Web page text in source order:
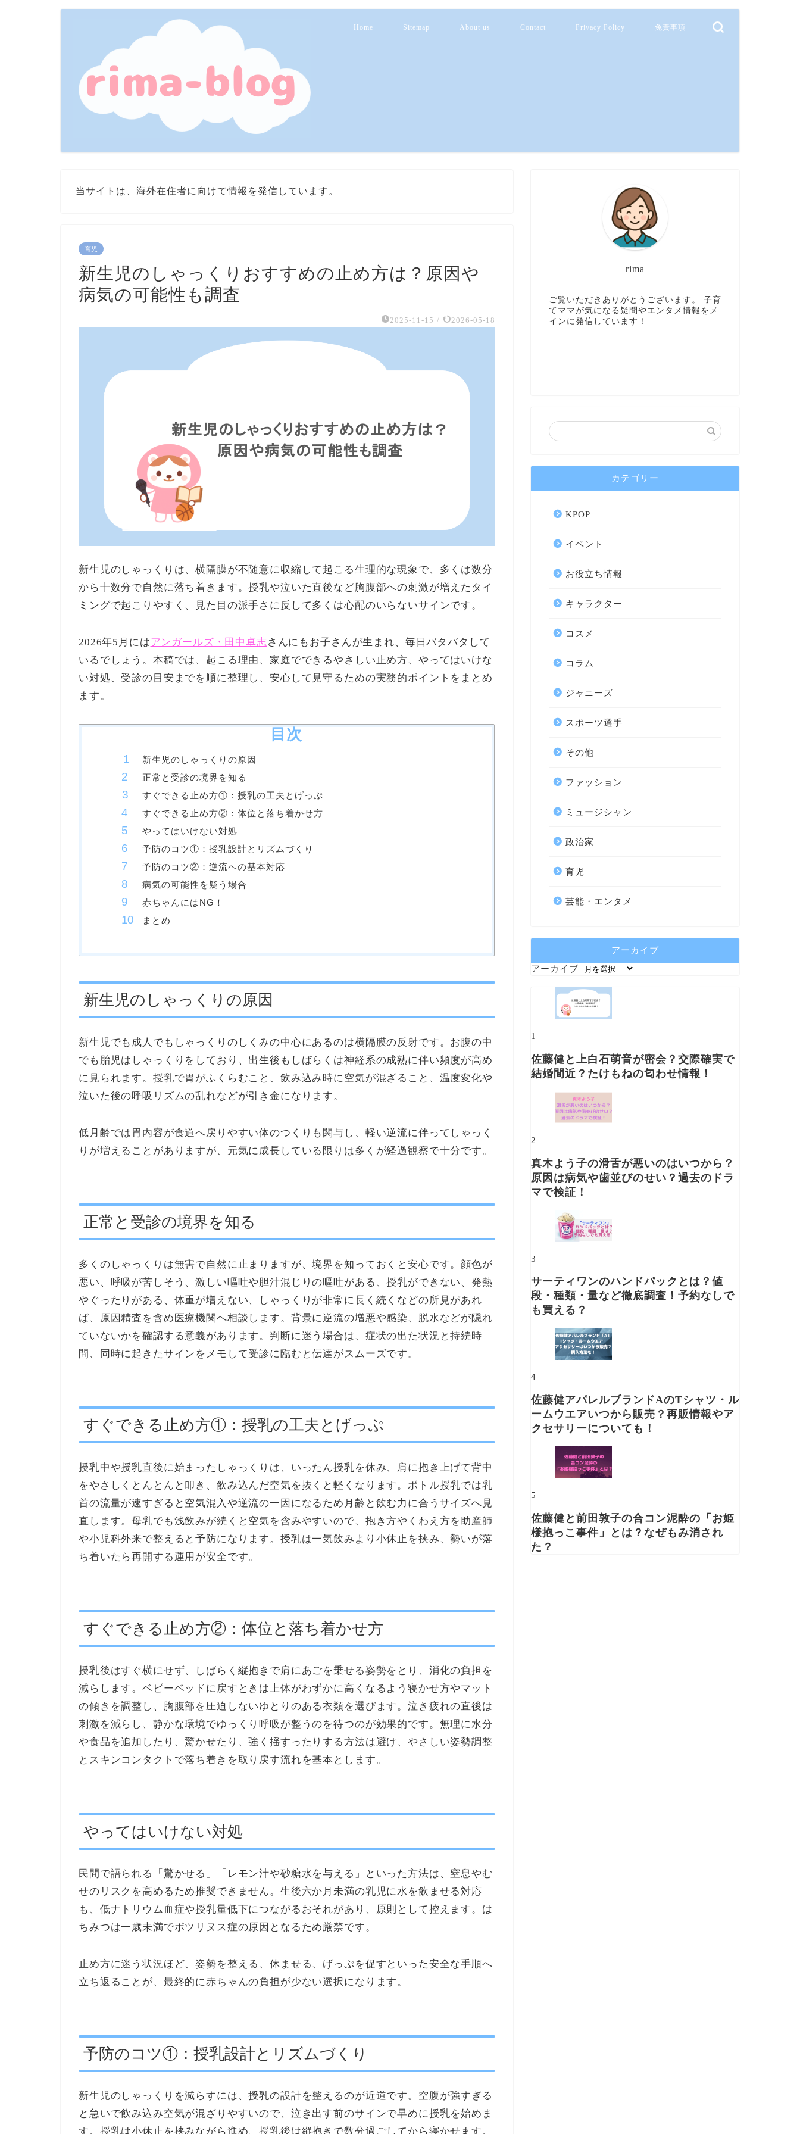
Home Sitemap About us Contact Privacy Policy 免責事項
当サイトは、海外在住者に向けて情報を発信しています。
育児
新生児のしゃっくりおすすめの止め方は？原因や
病気の可能性も調査
2025-11-15 / 2026-05-18
新生児のしゃっくりは、横隔膜が不随意に収縮して起こる生理的な現象で、多くは数分
から十数分で自然に落ち着きます。授乳や泣いた直後など胸腹部への刺激が増えたタイ
ミングで起こりやすく、見た目の派手さに反して多くは心配のいらないサインです。
2026年5月にはアンガールズ・田中卓志さんにもお子さんが生まれ、毎日バタバタして
いるでしょう。本稿では、起こる理由、家庭でできるやさしい止め方、やってはいけな
い対処、受診の目安までを順に整理し、安心して見守るための実務的ポイントをまとめ
ます。
目次
新生児のしゃっくりの原因
正常と受診の境界を知る
すぐできる止め方①：授乳の工夫とげっぷ
すぐできる止め方②：体位と落ち着かせ方
やってはいけない対処
予防のコツ①：授乳設計とリズムづくり
予防のコツ②：逆流への基本対応
病気の可能性を疑う場合
赤ちゃんにはNG！
まとめ
新生児のしゃっくりの原因
新生児でも成人でもしゃっくりのしくみの中心にあるのは横隔膜の反射です。お腹の中
でも胎児はしゃっくりをしており、出生後もしばらくは神経系の成熟に伴い頻度が高め
に見られます。授乳で胃がふくらむこと、飲み込み時に空気が混ざること、温度変化や
泣いた後の呼吸リズムの乱れなどが引き金になります。
低月齢では胃内容が食道へ戻りやすい体のつくりも関与し、軽い逆流に伴ってしゃっく
りが増えることがありますが、元気に成長している限りは多くが経過観察で十分です。
正常と受診の境界を知る
多くのしゃっくりは無害で自然に止まりますが、境界を知っておくと安心です。顔色が
悪い、呼吸が苦しそう、激しい嘔吐や胆汁混じりの嘔吐がある、授乳ができない、発熱
やぐったりがある、体重が増えない、しゃっくりが非常に長く続くなどの所見があれ
ば、原因精査を含め医療機関へ相談します。背景に逆流の増悪や感染、脱水などが隠れ
ていないかを確認する意義があります。判断に迷う場合は、症状の出た状況と持続時
間、同時に起きたサインをメモして受診に臨むと伝達がスムーズです。
すぐできる止め方①：授乳の工夫とげっぷ
授乳中や授乳直後に始まったしゃっくりは、いったん授乳を休み、肩に抱き上げて背中
をやさしくとんとんと叩き、飲み込んだ空気を抜くと軽くなります。ボトル授乳では乳
首の流量が速すぎると空気混入や逆流の一因になるため月齢と飲む力に合うサイズへ見
直します。母乳でも浅飲みが続くと空気を含みやすいので、抱き方やくわえ方を助産師
や小児科外来で整えると予防になります。授乳は一気飲みより小休止を挟み、勢いが落
ち着いたら再開する運用が安全です。
すぐできる止め方②：体位と落ち着かせ方
授乳後はすぐ横にせず、しばらく縦抱きで肩にあごを乗せる姿勢をとり、消化の負担を
減らします。ベビーベッドに戻すときは上体がわずかに高くなるよう寝かせ方やマット
の傾きを調整し、胸腹部を圧迫しないゆとりのある衣類を選びます。泣き疲れの直後は
刺激を減らし、静かな環境でゆっくり呼吸が整うのを待つのが効果的です。無理に水分
や食品を追加したり、驚かせたり、強く揺すったりする方法は避け、やさしい姿勢調整
とスキンコンタクトで落ち着きを取り戻す流れを基本とします。
やってはいけない対処
民間で語られる「驚かせる」「レモン汁や砂糖水を与える」といった方法は、窒息やむ
せのリスクを高めるため推奨できません。生後六か月未満の乳児に水を飲ませる対応
も、低ナトリウム血症や授乳量低下につながるおそれがあり、原則として控えます。は
ちみつは一歳未満でボツリヌス症の原因となるため厳禁です。
止め方に迷う状況ほど、姿勢を整える、休ませる、げっぷを促すといった安全な手順へ
立ち返ることが、最終的に赤ちゃんの負担が少ない選択になります。
予防のコツ①：授乳設計とリズムづくり
新生児のしゃっくりを減らすには、授乳の設計を整えるのが近道です。空腹が強すぎる
と急いで飲み込み空気が混ざりやすいので、泣き出す前のサインで早めに授乳を始めま
す。授乳は小休止を挟みながら進め、授乳後は縦抱きで数分過ごしてから寝かせます。
rima
ご覧いただきありがとうございます。 子育
てママが気になる疑問やエンタメ情報をメ
インに発信しています！
カテゴリー
KPOP
イベント
お役立ち情報
キャラクター
コスメ
コラム
ジャニーズ
スポーツ選手
その他
ファッション
ミュージシャン
政治家
育児
芸能・エンタメ
アーカイブ
アーカイブ
1
佐藤健と上白石萌音が密会？交際確実で
結婚間近？たけもねの匂わせ情報！
2
真木よう子の滑舌が悪いのはいつから？
原因は病気や歯並びのせい？過去のドラ
マで検証！
3
サーティワンのハンドパックとは？値
段・種類・量など徹底調査！予約なしで
も買える？
4
佐藤健アパレルブランドAのTシャツ・ル
ームウエアいつから販売？再販情報やア
クセサリーについても！
5
佐藤健と前田敦子の合コン泥酔の「お姫
様抱っこ事件」とは？なぜもみ消され
た？